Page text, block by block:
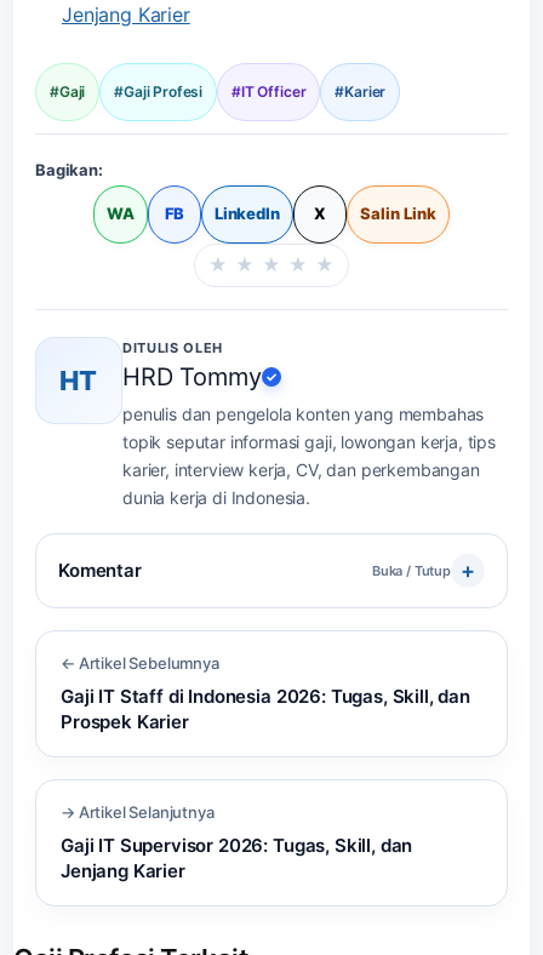
Jenjang Karier
#Gaji #Gaji Profesi #IT Officer #Karier
Bagikan:
WA FB LinkedIn X Salin Link
Beri rating halaman
★ ★ ★ ★ ★
HT
DITULIS OLEH
HRD Tommy ✓
penulis dan pengelola konten yang membahas
topik seputar informasi gaji, lowongan kerja, tips
karier, interview kerja, CV, dan perkembangan
dunia kerja di Indonesia.
Komentar Buka / Tutup
← Artikel Sebelumnya
Gaji IT Staff di Indonesia 2026: Tugas, Skill, dan
Prospek Karier
→ Artikel Selanjutnya
Gaji IT Supervisor 2026: Tugas, Skill, dan
Jenjang Karier